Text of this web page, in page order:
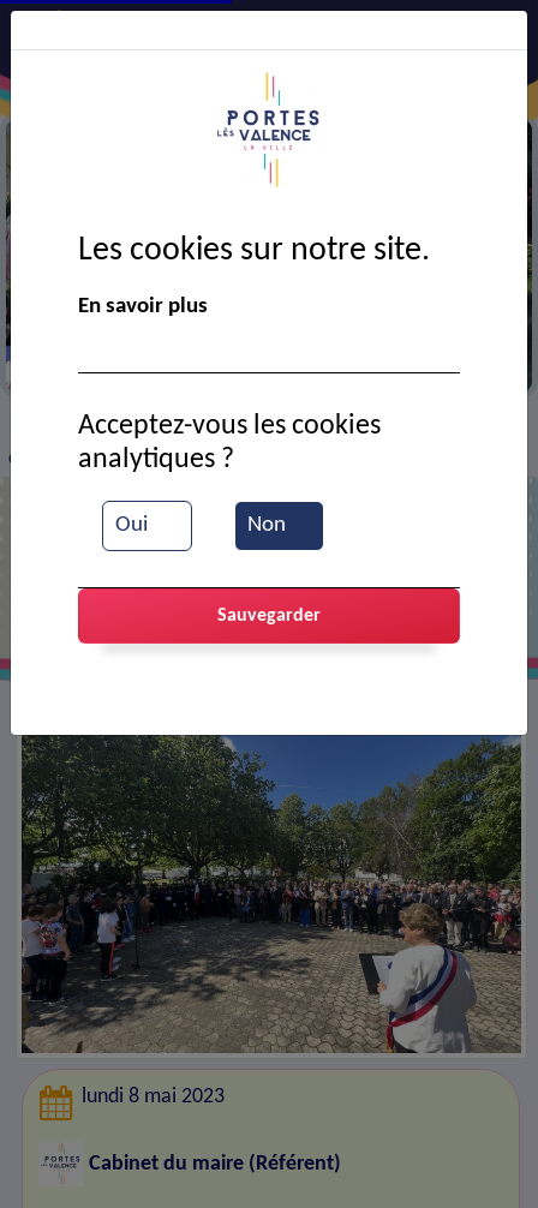
> VIE MUNICIPALE > Ressources documentaires
Cérémonie du 8 mai
lundi 8 mai 2023
Cabinet du maire (Référent)
Les cookies sur notre site.
En savoir plus
Oui Non
Acceptez-vous les cookies
analytiques ?
Sauvegarder